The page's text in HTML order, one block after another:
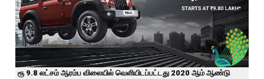
ரூ 9.8 லட்சம் ஆரம்ப விலையில் வெளியிடப்பட்டது 2020 ஆம் ஆண்டு